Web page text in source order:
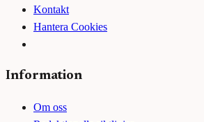
Kontakt
Hantera Cookies
Information
Om oss